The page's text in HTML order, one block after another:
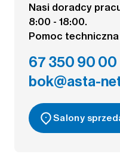
Nasi doradcy
8:00 - 18:00.
Pomoc
67 350 90 00
bok@asta-
Salony